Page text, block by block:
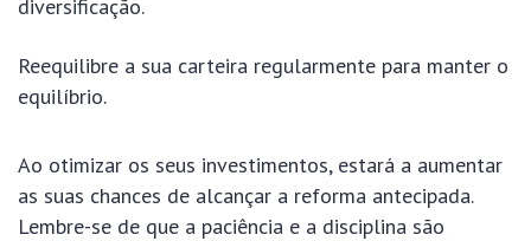
diversificação.
Reequilibre a sua carteira regularmente para manter o
equilíbrio.
Ao otimizar os seus investimentos, estará a aumentar
as suas chances de alcançar a reforma antecipada.
Lembre-se de que a paciência e a disciplina são